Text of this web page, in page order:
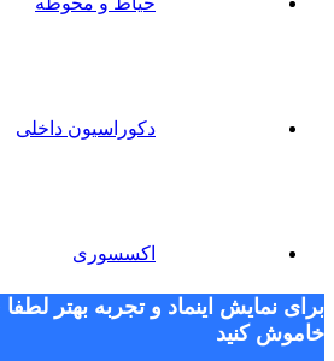
دکوراسیون داخلی
اکسسوری
برای نمایش اینماد و تجربه بهتر
خاموش کنید